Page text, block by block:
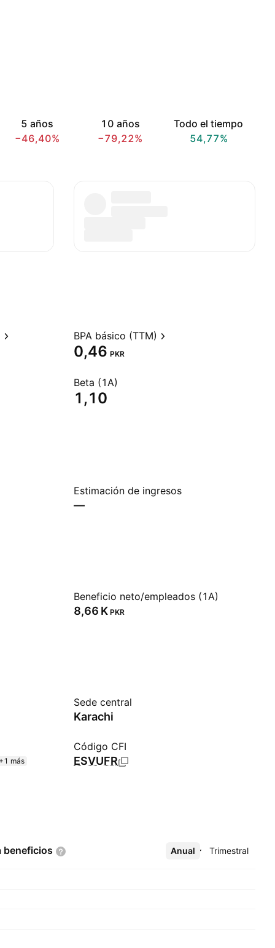
5 años
−46,40%
10 años
−79,22%
Todo el tiempo
54,77%
BPA básico (TTM)
0,46 PKR
Beta (1A)
1,10
Estimación de ingresos
—
Beneficio neto/empleados (1A)
‪8,66 K‬ PKR
Sede central
Karachi
+1 más
Código CFI
ESVUFR
beneficios Anual Trimestral
Más